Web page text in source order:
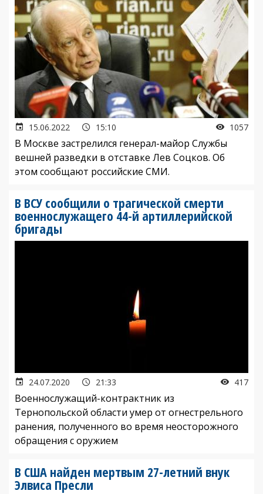
15.06.2022 15:10 1057
В Москве застрелился генерал-майор Службы
вешней разведки в отставке Лев Соцков. Об
этом сообщают российские СМИ.
В ВСУ сообщили о трагической смерти
военнослужащего 44-й артиллерийской
бригады
24.07.2020 21:33 417
Военнослужащий-контрактник из
Тернопольской области умер от огнестрельного
ранения, полученного во время неосторожного
обращения с оружием
В США найден мертвым 27-летний внук
Элвиса Пресли